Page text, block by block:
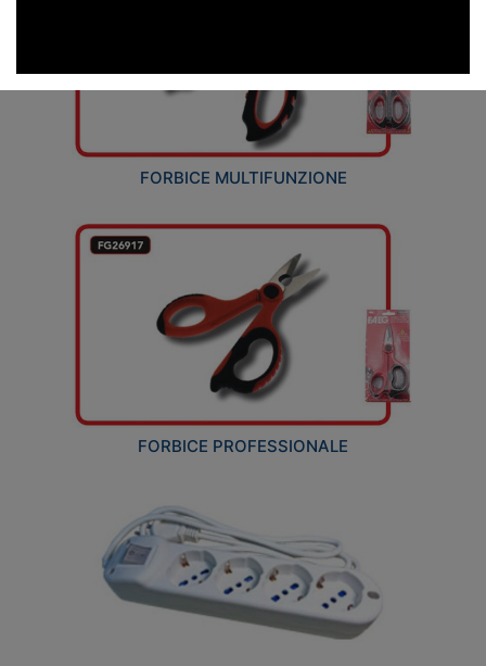
FORBICE MULTIFUNZIONE
FORBICE PROFESSIONALE